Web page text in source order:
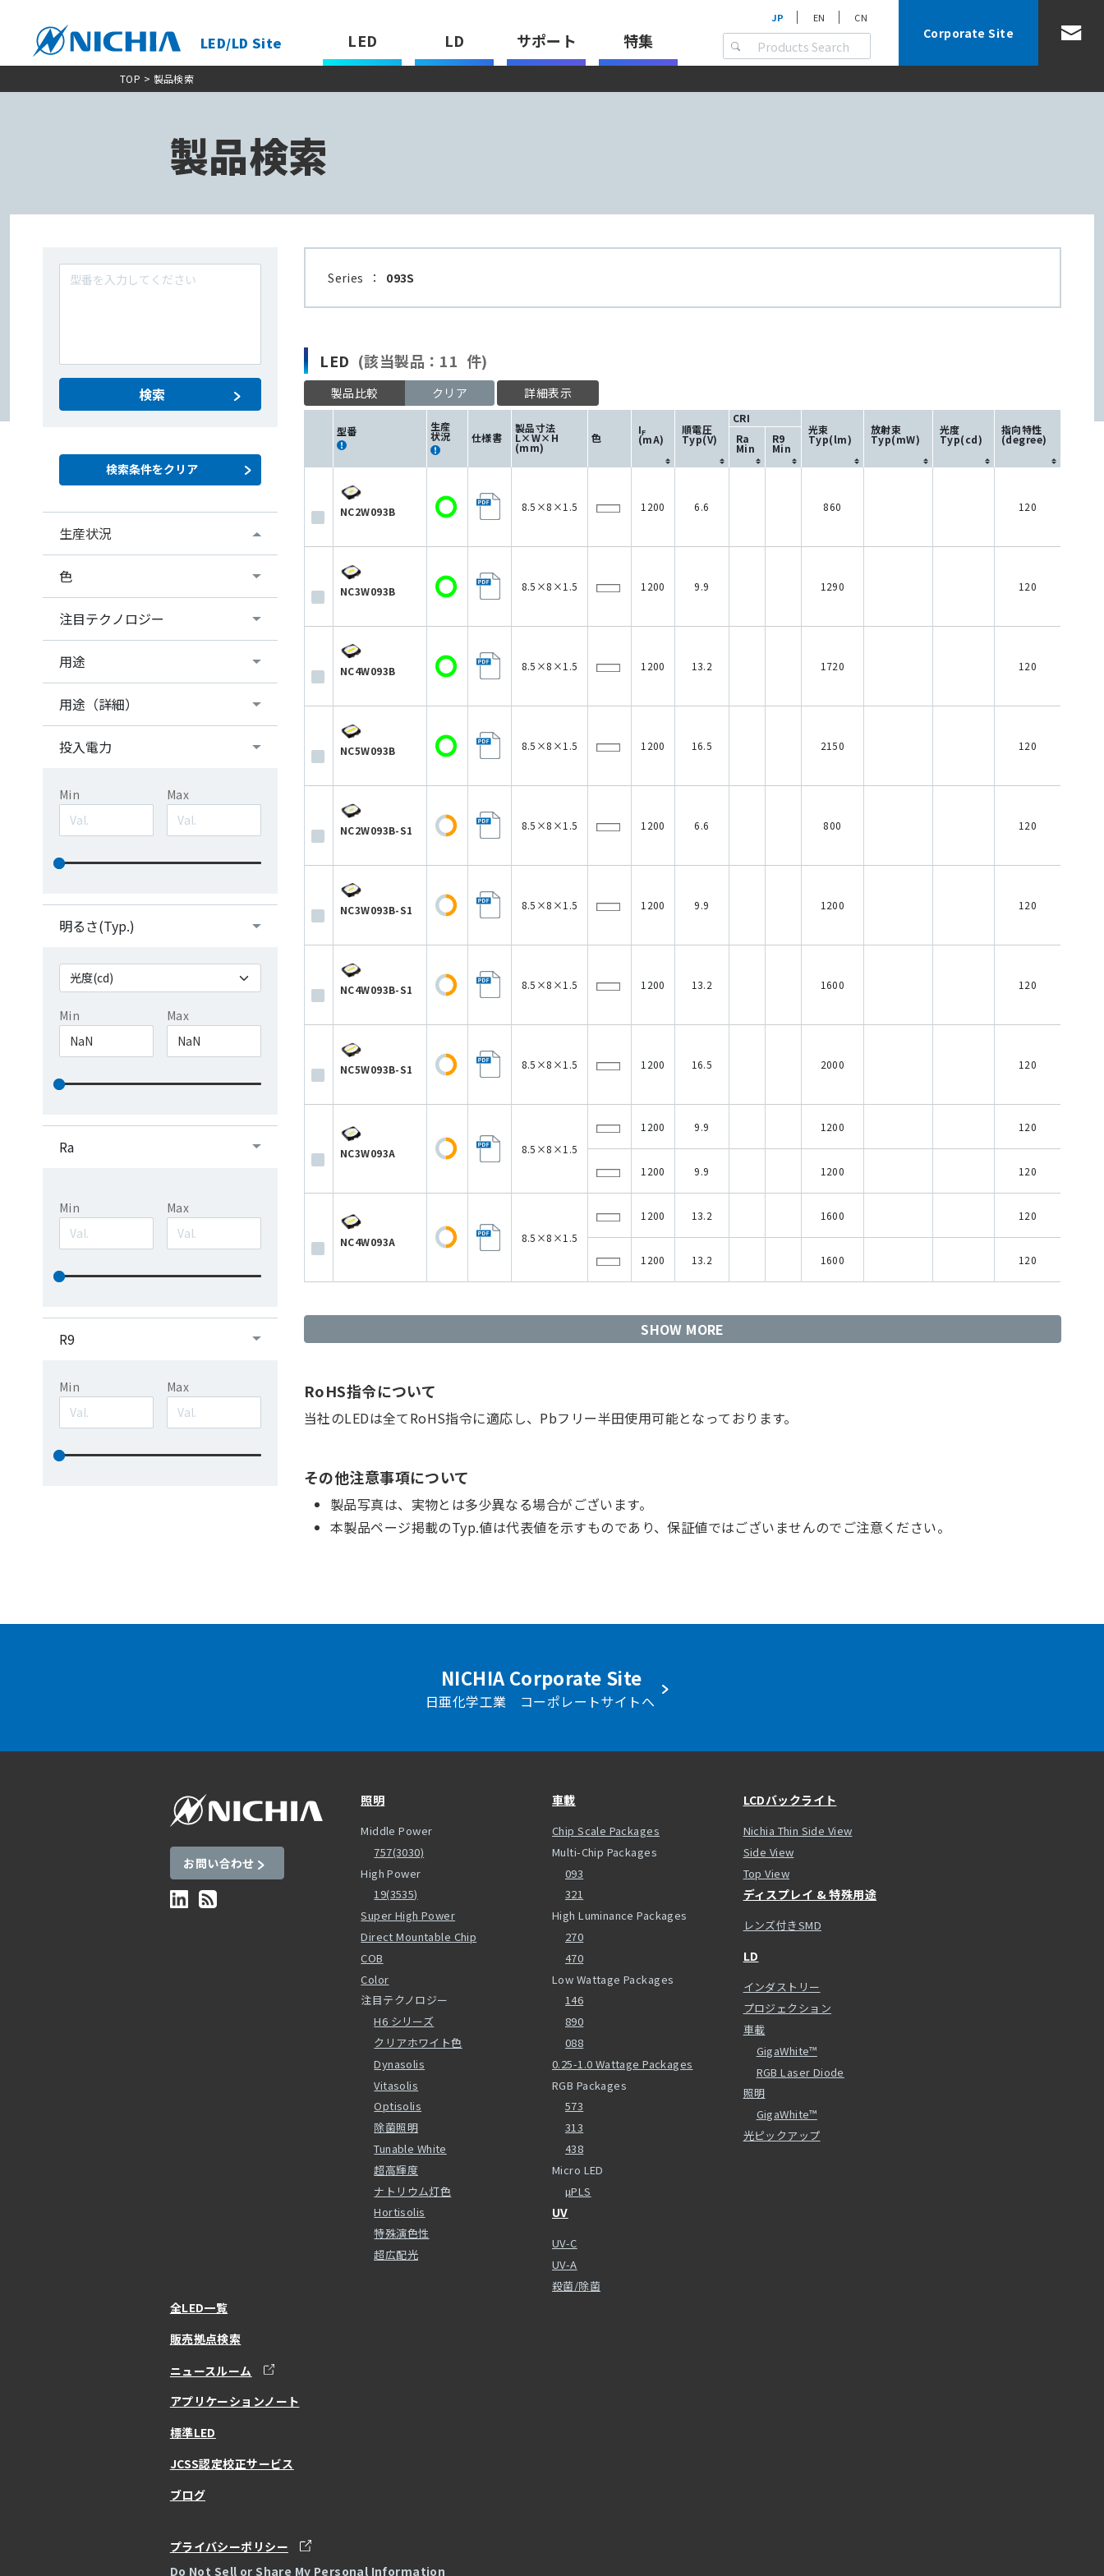
LED/LD Site LED LD サポート 特集
JP EN CN
Corporate Site
TOP > 製品検索
製品検索
検索
生産状況
色
注目テクノロジー
用途
用途（詳細）
投入電力
Min Max
明るさ(Typ.)
Min Max
Ra
Min Max
R9
Min Max
Series ： 093S
LED (該当製品：11 件)
製品比較 クリア 詳細表示
型番 生産
状況 仕様書
製品寸法
L×W×H
(mm)
色
IF
(mA)
順電圧
Typ(V)
CRI
光束
Typ(lm)
放射束
Typ(mW)
光度
Typ(cd)
指向特性
(degree)
Ra
Min
R9
Min
NC2W093B 8.5×8×1.5 1200 6.6 860 120
NC3W093B 8.5×8×1.5 1200 9.9 1290 120
NC4W093B 8.5×8×1.5 1200 13.2 1720 120
NC5W093B 8.5×8×1.5 1200 16.5 2150 120
NC2W093B-S1 8.5×8×1.5 1200 6.6 800 120
NC3W093B-S1 8.5×8×1.5 1200 9.9 1200 120
NC4W093B-S1 8.5×8×1.5 1200 13.2 1600 120
NC5W093B-S1 8.5×8×1.5 1200 16.5 2000 120
NC3W093A 8.5×8×1.5
1200 9.9 1200 120
1200 9.9 1200 120
NC4W093A 8.5×8×1.5
1200 13.2 1600 120
1200 13.2 1600 120
SHOW MORE
RoHS指令について
当社のLEDは全てRoHS指令に適応し、Pbフリー半田使用可能となっております。
その他注意事項について
製品写真は、実物とは多少異なる場合がございます。
本製品ページ掲載のTyp.値は代表値を示すものであり、保証値ではございませんのでご注意ください。
NICHIA Corporate Site
日亜化学工業 コーポレートサイトへ
お問い合わせ
照明
Middle Power
757(3030)
High Power
19(3535)
Super High Power
Direct Mountable Chip
COB
Color
注目テクノロジー
H6 シリーズ
クリアホワイト色
Dynasolis
Vitasolis
Optisolis
除菌照明
Tunable White
超高輝度
ナトリウム灯色
Hortisolis
特殊演色性
超広配光
車載
Chip Scale Packages
Multi-Chip Packages
093
321
High Luminance Packages
270
470
Low Wattage Packages
146
890
088
0.25-1.0 Wattage Packages
RGB Packages
573
313
438
Micro LED
µPLS
UV
UV-C
UV-A
殺菌/除菌
LCDバックライト
Nichia Thin Side View
Side View
Top View
ディスプレイ & 特殊用途
レンズ付きSMD
LD
インダストリー
プロジェクション
車載
GigaWhite™
RGB Laser Diode
照明
GigaWhite™
光ピックアップ
全LED一覧
販売拠点検索
ニュースルーム
アプリケーションノート
標準LED
JCSS認定校正サービス
ブログ
プライバシーポリシー
Do Not Sell or Share My Personal Information